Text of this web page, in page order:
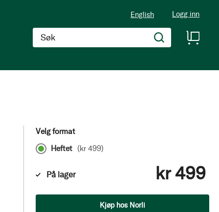
English Logg inn
Søk
Velg format
Heftet (kr 499)
På lager kr 499
Kjøp hos Norli